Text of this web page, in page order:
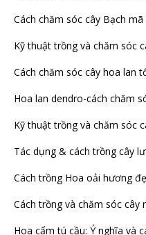
Cách chăm sóc cây Bạch
Kỹ thuật trồng và chăm sóc
Cách chăm sóc cây hoa lan
Hoa lan dendro-cách chăm
Kỹ thuật trồng và chăm sóc
Tác dụng & cách trồng cây
Cách trồng Hoa oải hương
Cách trồng và chăm sóc cây
Hoa cẩm tú cầu: Ý nghĩa và